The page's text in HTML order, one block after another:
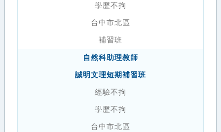
學歷不拘
台中市北區
補習班
自然科助理教師
誠明文理短期補習班
經驗不拘
學歷不拘
台中市北區